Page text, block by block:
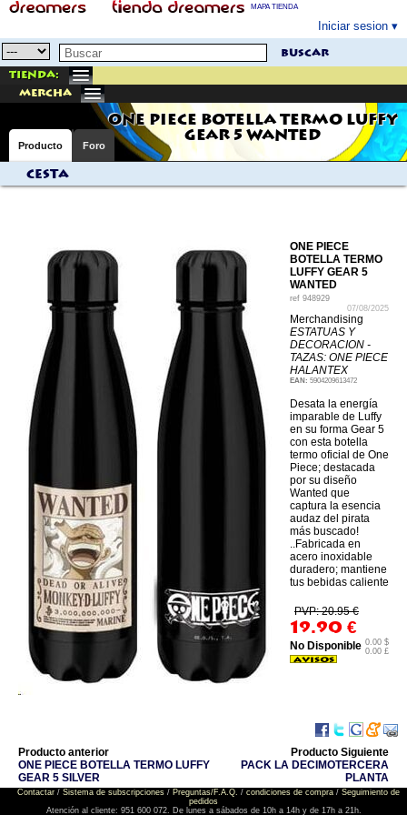
MAPA TIENDA
Iniciar sesion
buscar
Tienda:
mercha
ONE PIECE BOTELLA TERMO LUFFY
GEAR 5 WANTED
Producto Foro
Cesta
ONE PIECE
BOTELLA TERMO
LUFFY GEAR 5
WANTED
ref 948929
07/08/2025
Merchandising
ESTATUAS Y
DECORACION -
TAZAS: ONE PIECE
HALANTEX
EAN: 5904209613472
Desata la energía
imparable de Luffy
en su forma Gear 5
con esta botella
termo oficial de One
Piece; destacada
por su diseño
Wanted que
captura la esencia
audaz del pirata
más buscado!
..Fabricada en
acero inoxidable
duradero; mantiene
tus bebidas caliente
PVP: 20.95 €
19.90 €
0.00 $
0.00 £
No Disponible
Producto anterior
ONE PIECE BOTELLA TERMO LUFFY
GEAR 5 SILVER
Producto Siguiente
PACK LA DECIMOTERCERA
PLANTA
Contactar/ Sistema de subscripciones/ Preguntas/F.A.Q. / condiciones de compra/ Seguimiento de
pedidos
Atención al cliente: 951 600 072. De lunes a sábados de 10h a 14h y de 17h a 21h.